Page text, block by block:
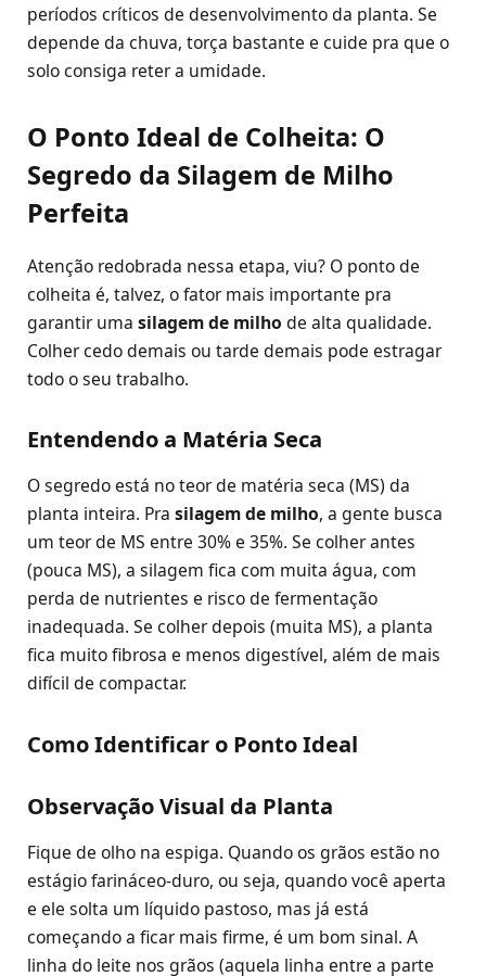
períodos críticos de desenvolvimento da planta. Se
depende da chuva, torça bastante e cuide pra que o
solo consiga reter a umidade.
O Ponto Ideal de Colheita: O
Segredo da Silagem de Milho
Perfeita
Atenção redobrada nessa etapa, viu? O ponto de
colheita é, talvez, o fator mais importante pra
garantir uma silagem de milho de alta qualidade.
Colher cedo demais ou tarde demais pode estragar
todo o seu trabalho.
Entendendo a Matéria Seca
O segredo está no teor de matéria seca (MS) da
planta inteira. Pra silagem de milho, a gente busca
um teor de MS entre 30% e 35%. Se colher antes
(pouca MS), a silagem fica com muita água, com
perda de nutrientes e risco de fermentação
inadequada. Se colher depois (muita MS), a planta
fica muito fibrosa e menos digestível, além de mais
difícil de compactar.
Como Identificar o Ponto Ideal
Observação Visual da Planta
Fique de olho na espiga. Quando os grãos estão no
estágio farináceo-duro, ou seja, quando você aperta
e ele solta um líquido pastoso, mas já está
começando a ficar mais firme, é um bom sinal. A
linha do leite nos grãos (aquela linha entre a parte